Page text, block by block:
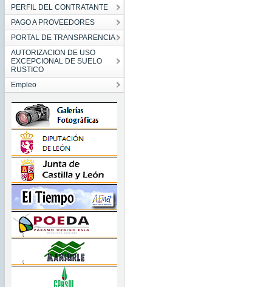
PERFIL DEL CONTRATANTE
PAGO A PROVEEDORES
PORTAL DE TRANSPARENCIA
AUTORIZACION DE USO
EXCEPCIONAL DE SUELO
RUSTICO
Empleo